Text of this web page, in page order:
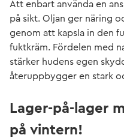
Att enbart använda en
på sikt. Oljan ger näring
genom att kapsla in den
fuktkräm. Fördelen med
stärker hudens egen
återuppbygger en stark
Lager-på-lager
på vintern!